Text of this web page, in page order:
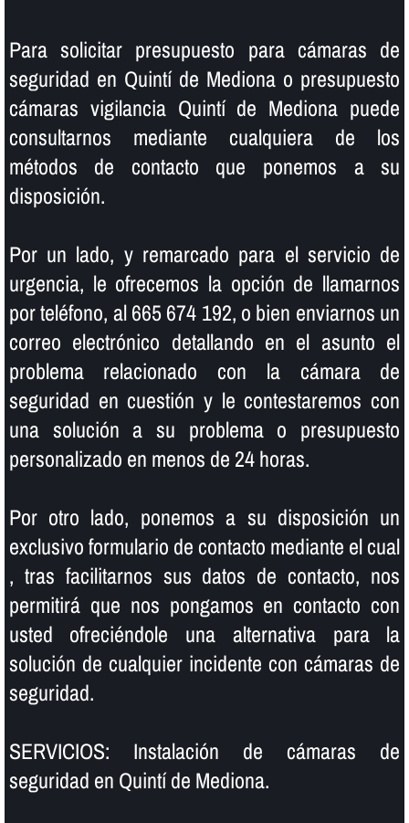
Para solicitar presupuesto para cámaras de
seguridad en Quintí de Mediona o presupuesto
cámaras vigilancia Quintí de Mediona puede
consultarnos mediante cualquiera de los
métodos de contacto que ponemos a su
disposición.
Por un lado, y remarcado para el servicio de
urgencia, le ofrecemos la opción de llamarnos
por teléfono, al 665 674 192, o bien enviarnos un
correo electrónico detallando en el asunto el
problema relacionado con la cámara de
seguridad en cuestión y le contestaremos con
una solución a su problema o presupuesto
personalizado en menos de 24 horas.
Por otro lado, ponemos a su disposición un
exclusivo formulario de contacto mediante el cual
, tras facilitarnos sus datos de contacto, nos
permitirá que nos pongamos en contacto con
usted ofreciéndole una alternativa para la
solución de cualquier incidente con cámaras de
seguridad.
SERVICIOS: Instalación de cámaras de
seguridad en Quintí de Mediona.